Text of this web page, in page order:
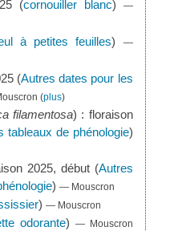
(cornouiller blanc)
—
à petites feuilles)
—
(Autres dates pour les
(plus)
filamentosa) : floraison
tableaux de phénologie)
2025, début (Autres
)— Mouscron
)— Mouscron
odorante) — Mouscron